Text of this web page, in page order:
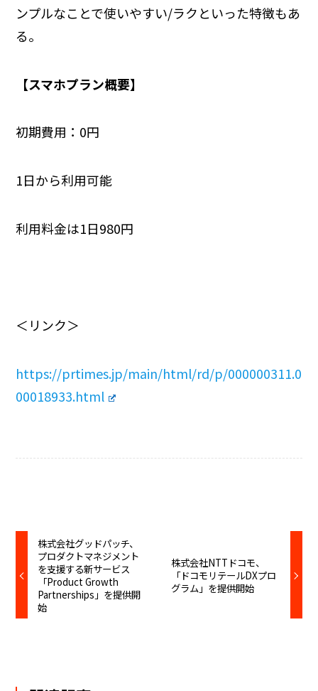
ンプルなことで使いやすい/ラクといった特徴もあ
る。
【スマホプラン概要】
初期費用：0円
1日から利用可能
利用料金は1日980円
＜リンク＞
https://prtimes.jp/main/html/rd/p/000000311.0
00018933.html
株式会社グッドパッチ、
プロダクトマネジメント
を支援する新サービス
「Product Growth
Partnerships」を提供開
始
株式会社NTTドコモ、
「ドコモリテールDXプロ
グラム」を提供開始